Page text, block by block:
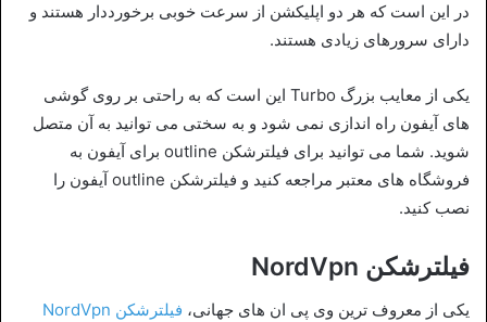
در این است که هر دو اپلیکشن از سرعت خوبی برخورددار هستند و
دارای سرورهای زیادی هستند.
یکی از معایب بزرگ Turbo این است که به راحتی بر روی گوشی
های آیفون راه اندازی نمی شود و به سختی می توانید به آن متصل
شوید. شما می توانید برای فیلترشکن outline برای آیفون به
فروشگاه های معتبر مراجعه کنید و فیلترشکن outline آیفون را
نصب کنید.
فیلترشکن NordVpn
یکی از معروف ترین وی پی ان های جهانی، فیلترشکن NordVpn